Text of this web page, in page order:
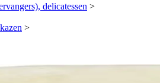
delicatessen >
>